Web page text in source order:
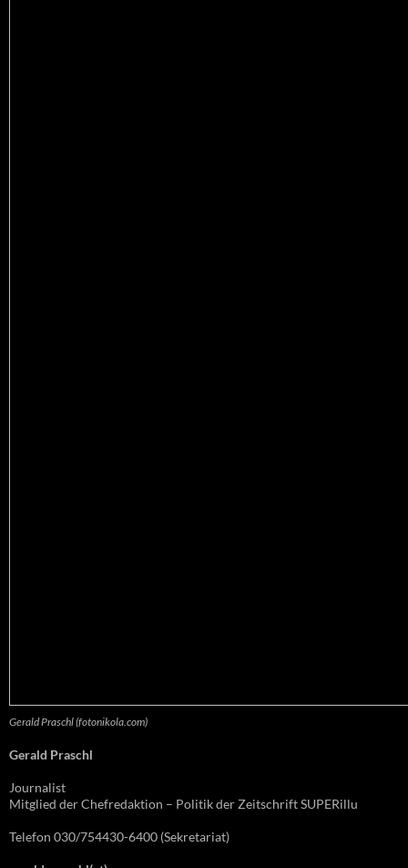
Gerald Praschl (fotonikola.com)
Gerald Praschl
Journalist
Mitglied der Chefredaktion – Politik der Zeitschrift SUPERillu
Telefon 030/754430-6400 (Sekretariat)